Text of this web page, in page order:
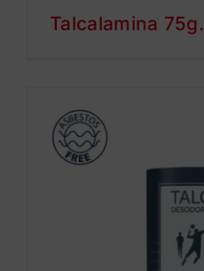
Talcalamina 75g.